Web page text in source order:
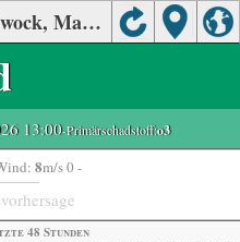
Luftqualität in Brzozowa, Otwock, Mazowieckie
13:00-Primärschadstoff:o3
8m/s 0 -
48 Stunden